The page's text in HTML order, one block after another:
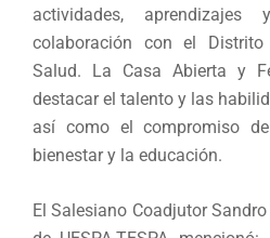
actividades,
colaboración con el
Salud. La Casa Abierta y
destacar el talento y las
así como el compromiso
bienestar y la educación.
El Salesiano Coadjutor